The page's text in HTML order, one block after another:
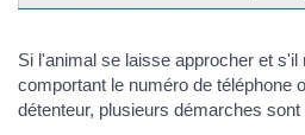
Si l'animal se laisse approcher et s'il
comportant le numéro de téléphone
détenteur, plusieurs démarches sont